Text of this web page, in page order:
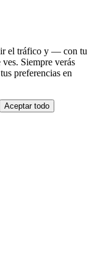
el tráfico y — con tu
Siempre verás
preferencias en
Aceptar todo